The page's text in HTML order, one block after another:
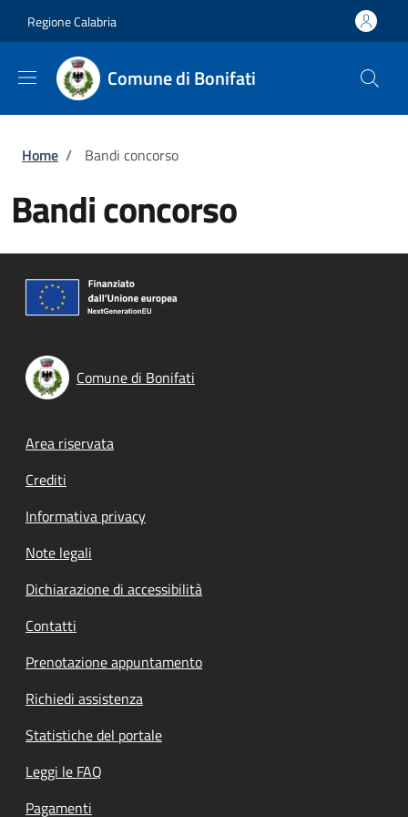
Regione Calabria
Comune di Bonifati
Briciole di pane
Home / Bandi concorso
Bandi concorso
Comune di Bonifati
Footer menu
Area riservata
Crediti
Informativa privacy
Note legali
Dichiarazione di accessibilità
Contatti
Prenotazione appuntamento
Richiedi assistenza
Statistiche del portale
Leggi le FAQ
Pagamenti